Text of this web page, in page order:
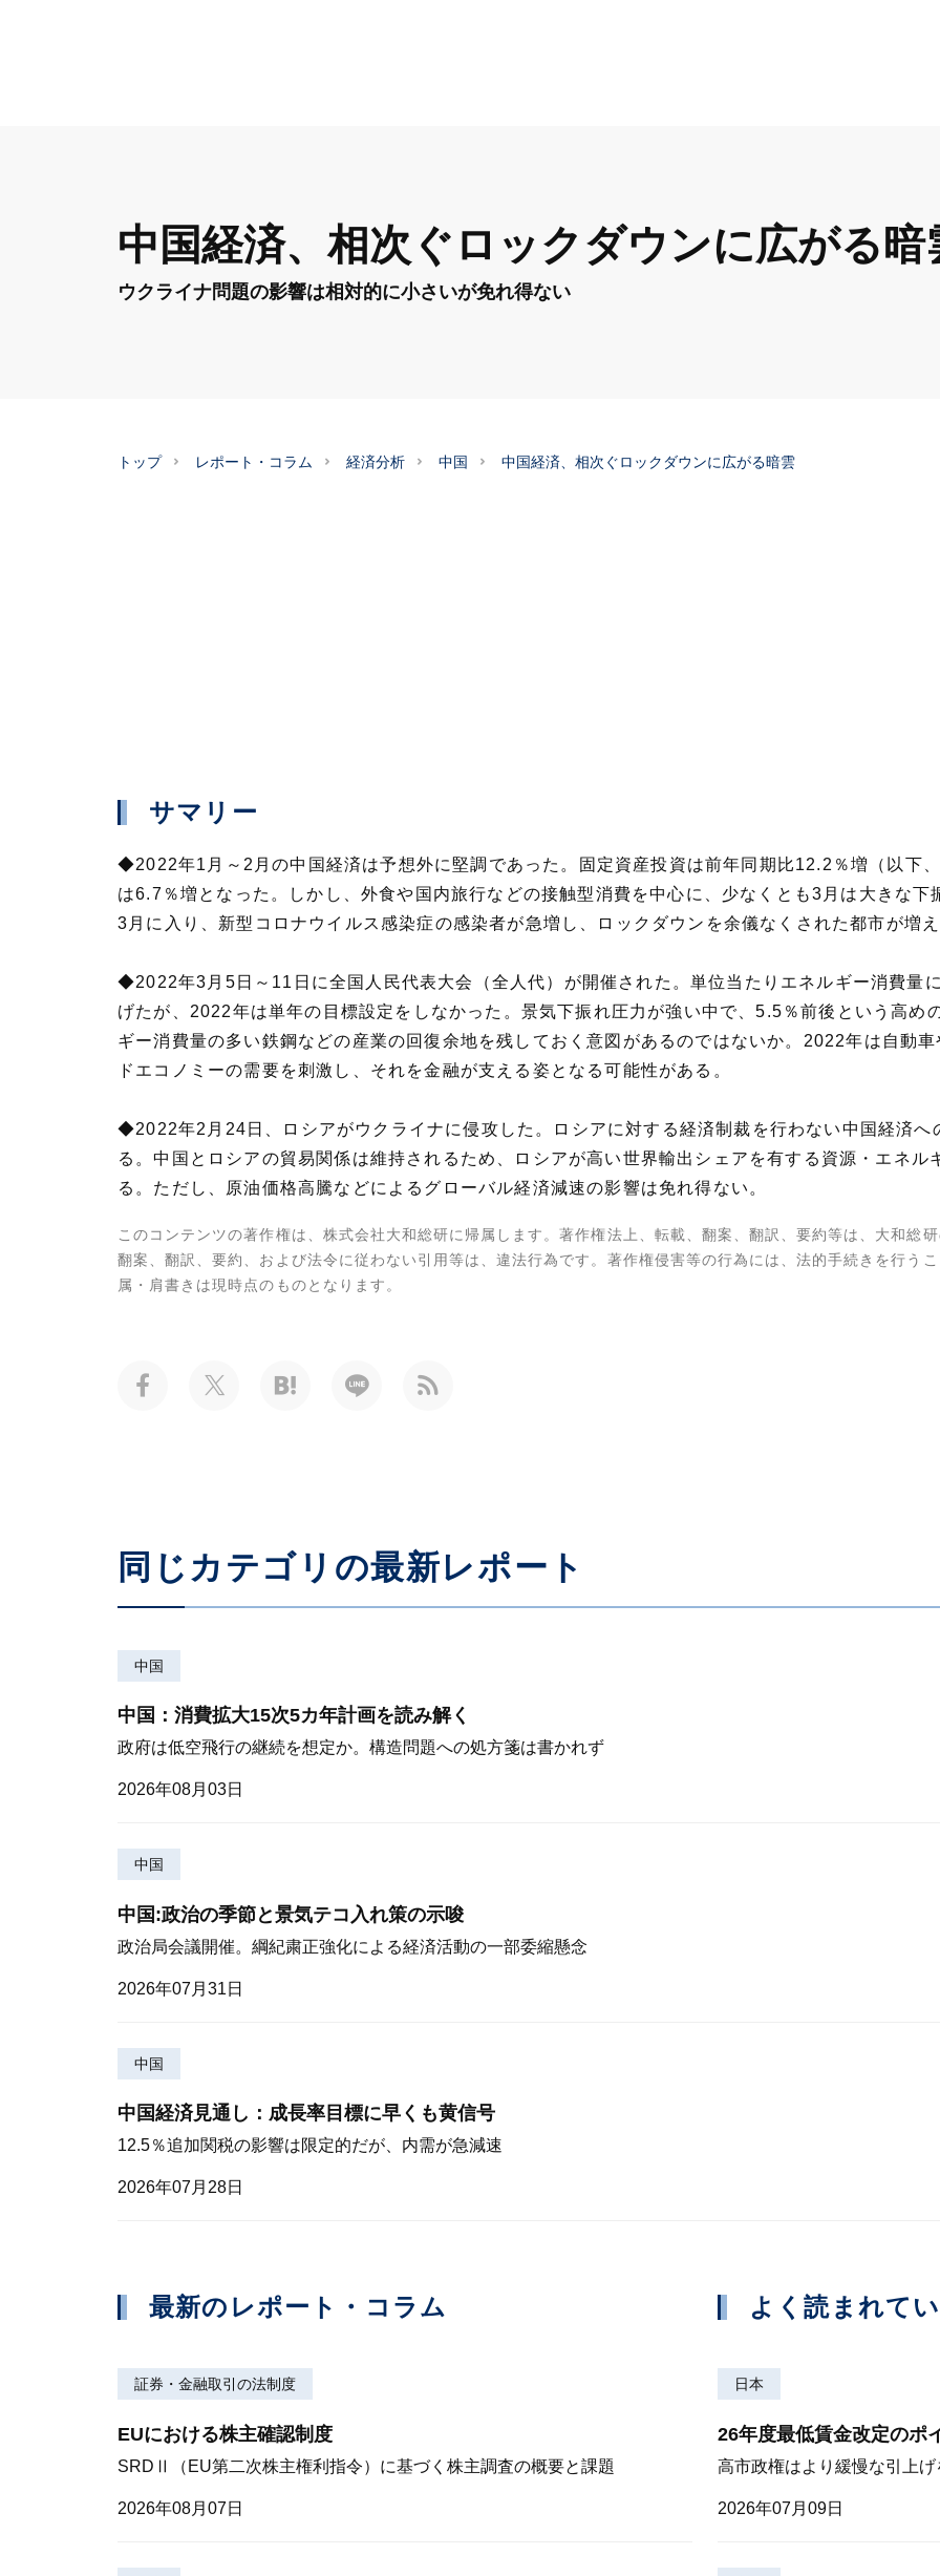
中国経済、相次ぐロックダウンに広がる暗
ウクライナ問題の影響は相対的に小さいが免れ得ない
トップ レポート・コラム 経済分析 中国 中国経済、相次ぐロックダウンに広がる暗雲
サマリー
◆2022年1月～2月の中国経済は予想外に堅調であった。固定資産投資は前年同期比12.2％増（以下
は6.7％増となった。しかし、外食や国内旅行などの接触型消費を中心に、少なくとも3月は大きな
3月に入り、新型コロナウイルス感染症の感染者が急増し、ロックダウンを余儀なくされた都市が増え
◆2022年3月5日～11日に全国人民代表大会（全人代）が開催された。単位当たりエネルギー消費量
げたが、2022年は単年の目標設定をしなかった。景気下振れ圧力が強い中で、5.5％前後という高め
ギー消費量の多い鉄鋼などの産業の回復余地を残しておく意図があるのではないか。2022年は自動
ドエコノミーの需要を刺激し、それを金融が支える姿となる可能性がある。
◆2022年2月24日、ロシアがウクライナに侵攻した。ロシアに対する経済制裁を行わない中国経済へ
る。中国とロシアの貿易関係は維持されるため、ロシアが高い世界輸出シェアを有する資源・エネ
る。ただし、原油価格高騰などによるグローバル経済減速の影響は免れ得ない。
このコンテンツの著作権は、株式会社大和総研に帰属します。著作権法上、転載、翻案、翻訳、要約等は、大和総
翻案、翻訳、要約、および法令に従わない引用等は、違法行為です。著作権侵害等の行為には、法的手続きを行う
属・肩書きは現時点のものとなります。
同じカテゴリの最新レポート
中国
中国：消費拡大15次5カ年計画を読み解く
政府は低空飛行の継続を想定か。構造問題への処方箋は書かれず
2026年08月03日
中国
中国:政治の季節と景気テコ入れ策の示唆
政治局会議開催。綱紀粛正強化による経済活動の一部委縮懸念
2026年07月31日
中国
中国経済見通し：成長率目標に早くも黄信号
12.5％追加関税の影響は限定的だが、内需が急減速
2026年07月28日
最新のレポート・コラム
証券・金融取引の法制度
EUにおける株主確認制度
SRDⅡ（EU第二次株主権利指令）に基づく株主調査の概要と課題
2026年08月07日
よく読まれて
日本
26年度最低賃金改定のポ
高市政権はより緩慢な引上
2026年07月09日